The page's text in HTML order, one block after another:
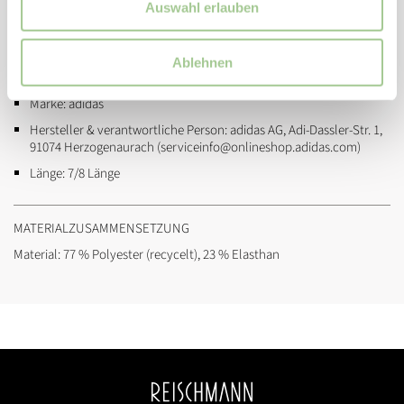
Auswahl erlauben
Ablehnen
ZUSATZINFORMATIONEN
Marke:adidas
Hersteller & verantwortliche Person:adidas AG, Adi-Dassler-Str. 1,
91074 Herzogenaurach (serviceinfo@onlineshop.adidas.com)
Länge:7/8 Länge
MATERIALZUSAMMENSETZUNG
Material: 77 % Polyester (recycelt), 23 % Elasthan